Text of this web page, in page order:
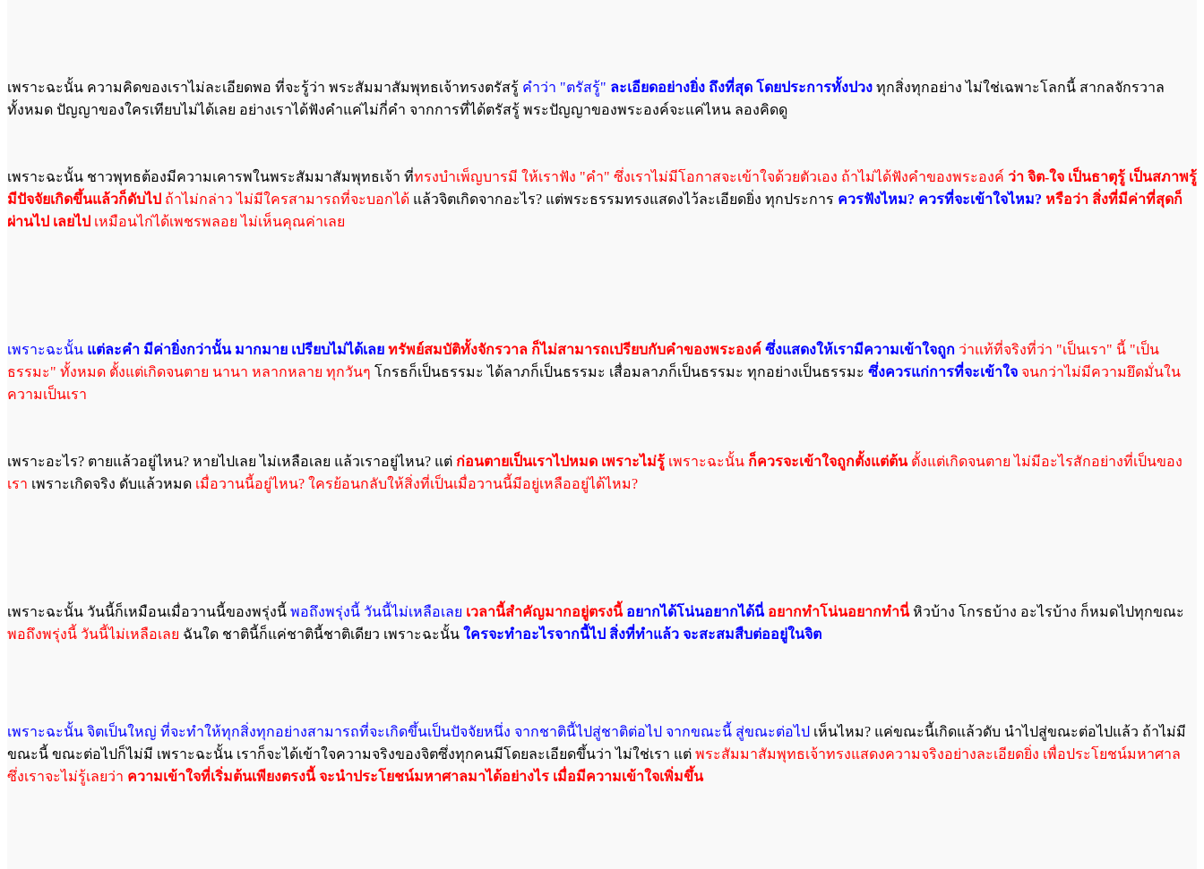
เพราะฉะนั้น ความคิดของเราไม่ละเอียดพอ ที่จะรู้ว่า พระสัมมาสัมพุทธเจ้าทรงตรัสรู้ คำว่า "ตรัสรู้" ละเอียดอย่างยิ่ง ถึงที่สุด โดยประการทั้งปวง ทุกสิ่งทุกอย่าง ไม่ใช่เฉพาะโลกนี้ สากลจักรวาล
ทั้งหมด ปัญญาของใครเทียบไม่ได้เลย อย่างเราได้ฟังคำแค่ไม่กี่คำ จากการที่ได้ตรัสรู้ พระปัญญาของพระองค์จะแค่ไหน ลองคิดดู
เพราะฉะนั้น ชาวพุทธต้องมีความเคารพในพระสัมมาสัมพุทธเจ้า ที่ทรงบำเพ็ญบารมี ให้เราฟัง "คำ" ซึ่งเราไม่มีโอกาสจะเข้าใจด้วยตัวเอง ถ้าไม่ได้ฟังคำของพระองค์ ว่า จิต-ใจ เป็นธาตุรู้ เป็นสภาพรู้
มีปัจจัยเกิดขึ้นแล้วก็ดับไป ถ้าไม่กล่าว ไม่มีใครสามารถที่จะบอกได้ แล้วจิตเกิดจากอะไร? แต่พระธรรมทรงแสดงไว้ละเอียดยิ่ง ทุกประการ ควรฟังไหม? ควรที่จะเข้าใจไหม? หรือว่า สิ่งที่มีค่าที่สุดก็
ผ่านไป เลยไป เหมือนไก่ได้เพชรพลอย ไม่เห็นคุณค่าเลย
เพราะฉะนั้น แต่ละคำ มีค่ายิ่งกว่านั้น มากมาย เปรียบไม่ได้เลย ทรัพย์สมบัติทั้งจักรวาล ก็ไม่สามารถเปรียบกับคำของพระองค์ ซึ่งแสดงให้เรามีความเข้าใจถูก ว่าแท้ที่จริงที่ว่า "เป็นเรา" นี้ "เป็น
ธรรมะ" ทั้งหมด ตั้งแต่เกิดจนตาย นานา หลากหลาย ทุกวันๆ โกรธก็เป็นธรรมะ ได้ลาภก็เป็นธรรมะ เสื่อมลาภก็เป็นธรรมะ ทุกอย่างเป็นธรรมะ ซึ่งควรแก่การที่จะเข้าใจ จนกว่าไม่มีความยึดมั่นใน
ความเป็นเรา
เพราะอะไร? ตายแล้วอยู่ไหน? หายไปเลย ไม่เหลือเลย แล้วเราอยู่ไหน? แต่ ก่อนตายเป็นเราไปหมด เพราะไม่รู้ เพราะฉะนั้น ก็ควรจะเข้าใจถูกตั้งแต่ต้นตั้งแต่เกิดจนตาย ไม่มีอะไรสักอย่างที่เป็นของ
เรา เพราะเกิดจริง ดับแล้วหมด เมื่อวานนี้อยู่ไหน? ใครย้อนกลับให้สิ่งที่เป็นเมื่อวานนี้มีอยู่เหลืออยู่ได้ไหม?
เพราะฉะนั้น วันนี้ก็เหมือนเมื่อวานนี้ของพรุ่งนี้ พอถึงพรุ่งนี้ วันนี้ไม่เหลือเลย เวลานี้สำคัญมากอยู่ตรงนี้ อยากได้โน่นอยากได้นี่อยากทำโน่นอยากทำนี่หิวบ้าง โกรธบ้าง อะไรบ้าง ก็หมดไปทุกขณะ
พอถึงพรุ่งนี้ วันนี้ไม่เหลือเลย ฉันใด ชาตินี้ก็แค่ชาตินี้ชาติเดียว เพราะฉะนั้น ใครจะทำอะไรจากนี้ไป สิ่งที่ทำแล้ว จะสะสมสืบต่ออยู่ในจิต
เพราะฉะนั้น จิตเป็นใหญ่ ที่จะทำให้ทุกสิ่งทุกอย่างสามารถที่จะเกิดขึ้นเป็นปัจจัยหนึ่ง จากชาตินี้ไปสู่ชาติต่อไป จากขณะนี้ สู่ขณะต่อไป เห็นไหม? แค่ขณะนี้เกิดแล้วดับ นำไปสู่ขณะต่อไปแล้ว ถ้าไม่มี
ขณะนี้ ขณะต่อไปก็ไม่มี เพราะฉะนั้น เราก็จะได้เข้าใจความจริงของจิตซึ่งทุกคนมีโดยละเอียดขึ้นว่า ไม่ใช่เรา แต่ พระสัมมาสัมพุทธเจ้าทรงแสดงความจริงอย่างละเอียดยิ่ง เพื่อประโยชน์มหาศาล
ซึ่งเราจะไม่รู้เลยว่า ความเข้าใจที่เริ่มต้นเพียงตรงนี้ จะนำประโยชน์มหาศาลมาได้อย่างไร เมื่อมีความเข้าใจเพิ่มขึ้น